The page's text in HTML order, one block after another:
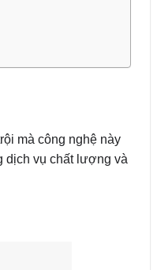
mà công nghệ này
dịch vụ chất lượng và